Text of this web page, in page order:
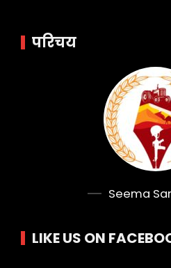
परिचय
Seema
LIKE US ON